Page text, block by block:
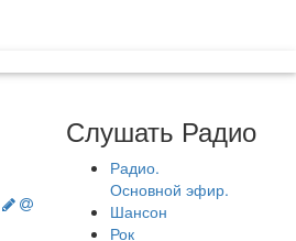
Слушать Радио
Радио.
Основной эфир.
Шансон
Рок